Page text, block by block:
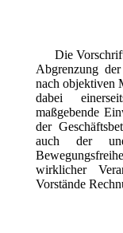
Die
Abgrenzung
nach objektiven
dabei
maßgebende
der
auch der
wirklicher
Vorstände